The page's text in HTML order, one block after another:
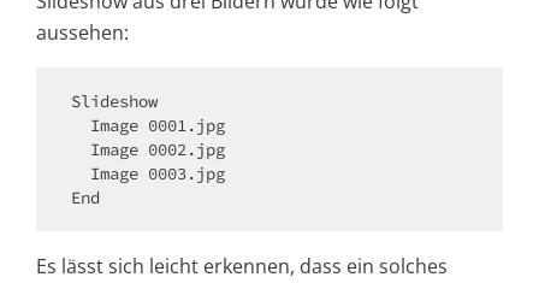
aussehen:
Slideshow
End
Es lässt sich leicht erkennen, dass ein solches